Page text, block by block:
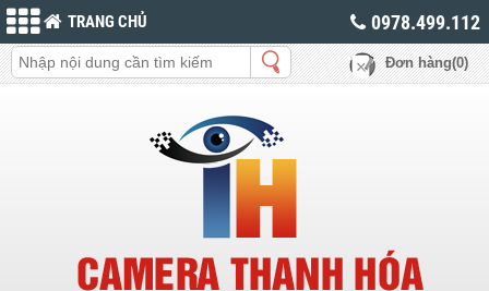
TRANG CHỦ 0978.499.112
Đơn hàng(0)